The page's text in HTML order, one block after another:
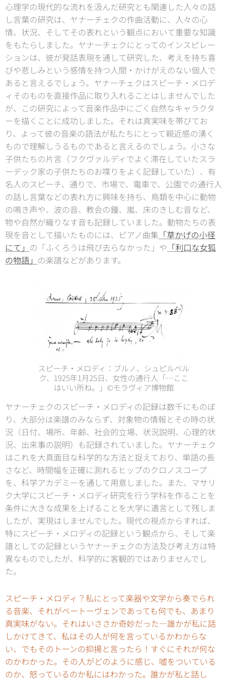
心理学の現代的な流れを汲んだ研究とも関連した人々の話
し言葉の研究は、ヤナーチェクの作曲活動に、人々の心
情、状況、そしてその表れという観点において重要な知識
をもたらしました。ヤナーチェクにとってのインスピレー
ションは、彼が発話表現を通して研究した、考えを持ち喜
びや悲しみという感情を持つ人間・かけがえのない個人で
あると言えるでしょう。ヤナーチェクはスピーチ・メロデ
ィそのものを直接作品に取り入れることはしませんでした
が、この研究によって音楽作品中にごく自然なキャラクタ
ーを描くことに成功しました。それは真実味を帯びてお
り、よって彼の音楽の語法が私たちにとって親近感の湧く
もので理解しうるものであると言えるのでしょう。小さな
子供たちの片言（フクヴァルディでよく滞在していたスラ
ーデック家の子供たちのお喋りをよく記録していた）、有
名人のスピーチ、通りで、市場で、電車で、公園での通行人
の話し言葉などの表れ方に興味を持ち、鳥類を中心に動物
の鳴き声や、波の音、教会の鐘、嵐、床のきしむ音など、
物や自然が織りなす音も記録していました。動物たちの表
現を音として描いたものには、ピアノ曲集 「草かげの小径
にて」 の「ふくろうは飛び去らなかった」や 「利口な女狐
の物語」 の楽譜などがあります。
スピーチ・メロディ：ブルノ、シュピルベル
ク、1925年1月25日、女性の通行人「…ここ
はいい所ね。」©モラヴィア博物館
ヤナーチェクのスピーチ・メロディの記録は数千にものぼ
り、大部分は楽譜のみならず、対象物の情報とその時の状
況（日付、場所、年齢、社会的立場、状況説明、心理的状
況、出来事の説明）も記録されていました。ヤナーチェク
はこれを大真面目な科学的な方法と捉えており、単語の長
さなど、時間幅を正確に測れるヒップのクロノスコープ
を、科学アカデミーを通して用意しました。また、マサリ
ク大学にスピーチ・メロディ研究を行う学科を作ることを
条件に大きな成果を上げることを大学に遺言として残しま
したが、実現はしませんでした。現代の視点からすれば、
特にスピーチ・メロディの記録という観点から、そして楽
譜としての記録というヤナーチェクの方法及び考え方は特
異なものでしたが、科学的に客観的ではありませんでし
た。
スピーチ・メロディ？私にとって楽器や文学から奏でられ
る音楽、それがベートーヴェンであっても何でも、あまり
真実味がない。それはいささか奇妙だった―誰かが私に話
しかけてきて、私はその人が何を言っているかわからな
い、でもそのトーンの抑揚と言ったら！すぐにそれが何な
のかわかった。その人がどのように感じ、嘘をついている
のか、怒っているのか私にはわかった。誰かが私と話し